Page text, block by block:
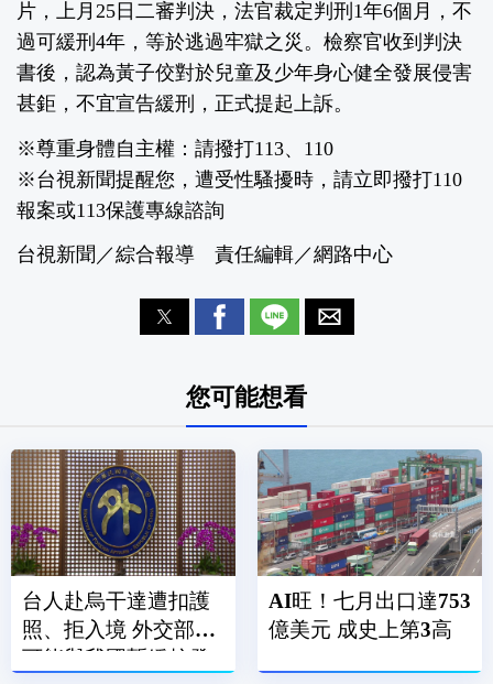
片，上月25日二審判決，法官裁定判刑1年6個月，不
過可緩刑4年，等於逃過牢獄之災。檢察官收到判決
書後，認為黃子佼對於兒童及少年身心健全發展侵害
甚鉅，不宜宣告緩刑，正式提起上訴。
※尊重身體自主權：請撥打113、110
※台視新聞提醒您，遭受性騷擾時，請立即撥打110
報案或113保護專線諮詢
台視新聞／綜合報導 責任編輯／網路中心
您可能想看
台人赴烏干達遭扣護
照、拒入境 外交部：
可能與我國暫緩核發
AI旺！七月出口達753
億美元 成史上第3高